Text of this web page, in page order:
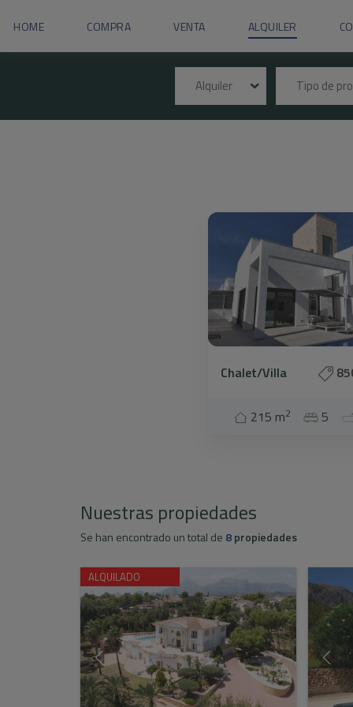
HOME COMPRA VENTA ALQUILER
Alquiler Tipo de
Chalet/Villa
215 m2 5
Nuestras propiedades
Se han encontrado un total de 8propiedades
ALQUILADO